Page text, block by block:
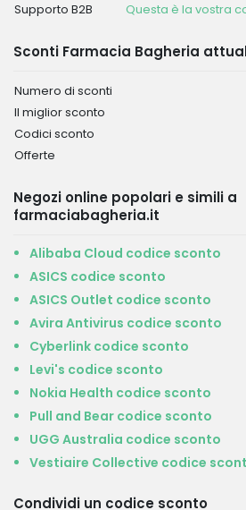
Supporto B2B
Questa è la vostra
Sconti Farmacia Bagheria
Numero di sconti
Il miglior sconto
Codici sconto
Offerte
Negozi online popolari e simili a
farmaciabagheria.it
Alibaba Cloud codice sconto
ASICS codice sconto
ASICS Outlet codice sconto
Avira Antivirus codice sconto
Cyberlink codice sconto
Levi's codice sconto
Nokia Health codice sconto
Pull and Bear codice sconto
UGG Australia codice sconto
Vestiaire Collective codice
Condividi un codice sconto